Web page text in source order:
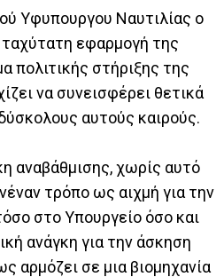
Υφυπουργου Ναυτιλίας ο
εφαρμογή της
πολιτικής στήριξης της
να συνεισφέρει θετικά
αυτούς καιρούς.
αναβάθμισης, χωρίς αυτό
τρόπο ως αιχμή για την
στο Υπουργείο όσο και
ανάγκη για την άσκηση
αρμόζει σε μια βιομηχανία